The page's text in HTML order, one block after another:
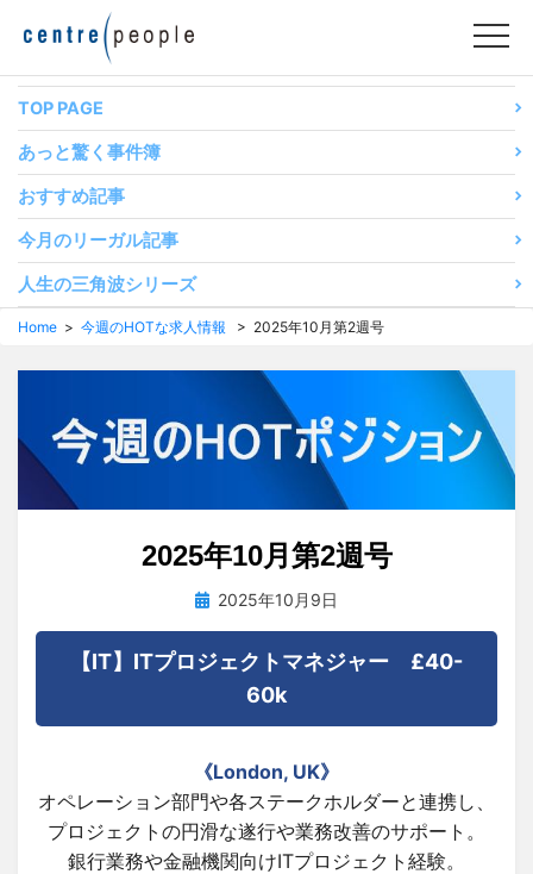
テ
TOP PAGE
あっと驚く事件簿
おすすめ記事
今月のリーガル記事
人生の三角波シリーズ
Home > 今週のHOTな求人情報 > 2025年10月第2週号
2025年10月第2週号
投稿者tsuchiya
投
日:
2025年10月9日
【IT】ITプロジェクトマネジャー £40-
60k
《London, UK》
オペレーション部門や各ステークホルダーと連携し、
プロジェクトの円滑な遂行や業務改善のサポート。
銀行業務や金融機関向けITプロジェクト経験。